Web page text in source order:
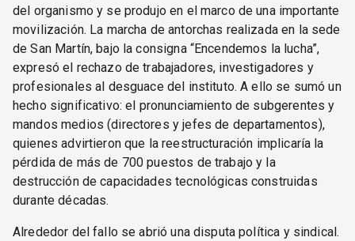
del organismo y se produjo en el marco de una importante
movilización. La marcha de antorchas realizada en la sede
de San Martín, bajo la consigna “Encendemos la lucha”,
expresó el rechazo de trabajadores, investigadores y
profesionales al desguace del instituto. A ello se sumó un
hecho significativo: el pronunciamiento de subgerentes y
mandos medios (directores y jefes de departamentos),
quienes advirtieron que la reestructuración implicaría la
pérdida de más de 700 puestos de trabajo y la
destrucción de capacidades tecnológicas construidas
durante décadas.
Alrededor del fallo se abrió una disputa política y sindical.